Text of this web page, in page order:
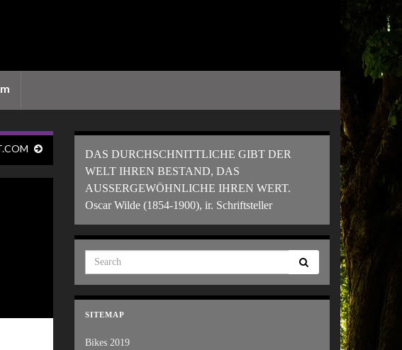
DAS DURCHSCHNITTLICHE GIBT DER
WELT IHREN BESTAND, DAS
AUSSERGEWÖHNLICHE IHREN WERT.
Oscar Wilde (1854-1900), ir. Schriftsteller
SITEMAP
Bikes 2019